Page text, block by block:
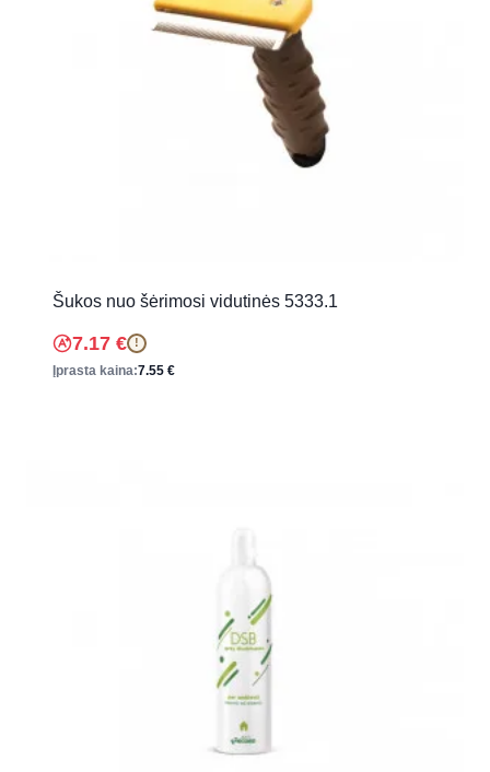
Šukos nuo šėrimosi vidutinės 5333.1
7.17 € !
Įprasta kaina:7.55 €